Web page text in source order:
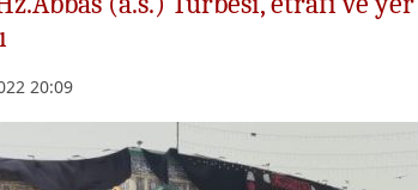
20:09